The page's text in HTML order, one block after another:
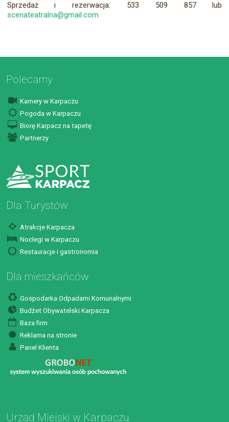
Sprzedaż i rezerwacja: 533 509 857 lub
scenateatralna@gmail.com
Polecamy
Kamery w Karpaczu
Pogoda w Karpaczu
Biorę Karpacz na tapetę
Partnerzy
Dla Turystów
Atrakcje Karpacza
Noclegi w Karpaczu
Restauracje i gastronomia
Dla mieszkańców
Gospodarka Odpadami Komunalnymi
Budżet Obywatelski Karpacza
Baza firm
Reklama na stronie
Panel Klienta
Urząd Miejski w Karpaczu